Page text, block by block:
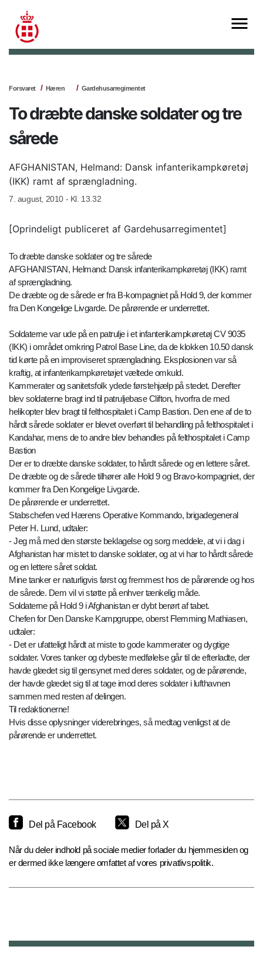
Forsvaret Hæren Gardehusarregimentet
To dræbte danske soldater og tre
sårede
AFGHANISTAN, Helmand: Dansk infanterikampkøretøj
(IKK) ramt af sprængladning.
7. august, 2010 - Kl. 13.32
[Oprindeligt publiceret af Gardehusarregimentet]
To dræbte danske soldater og tre sårede
AFGHANISTAN, Helmand: Dansk infanterikampkøretøj (IKK) ramt
af sprængladning.
De dræbte og de sårede er fra B-kompagniet på Hold 9, der kommer
fra Den Kongelige Livgarde. De pårørende er underrettet.
Soldaterne var ude på en patrulje i et infanterikampkøretøj CV 9035
(IKK) i området omkring Patrol Base Line, da de klokken 10.50 dansk
tid kørte på en improviseret sprængladning. Eksplosionen var så
kraftig, at infanterikampkøretøjet væltede omkuld.
Kammerater og sanitetsfolk ydede førstehjælp på stedet. Derefter
blev soldaterne bragt ind til patruljebase Clifton, hvorfra de med
helikopter blev bragt til felthospitalet i Camp Bastion. Den ene af de to
hårdt sårede soldater er blevet overført til behandling på felthospitalet i
Kandahar, mens de to andre blev behandles på felthospitalet i Camp
Bastion
Der er to dræbte danske soldater, to hårdt sårede og en lettere såret.
De dræbte og de sårede tilhører alle Hold 9 og Bravo-kompagniet, der
kommer fra Den Kongelige Livgarde.
De pårørende er underrettet.
Stabschefen ved Hærens Operative Kommando, brigadegeneral
Peter H. Lund, udtaler:
- Jeg må med den største beklagelse og sorg meddele, at vi i dag i
Afghanistan har mistet to danske soldater, og at vi har to hårdt sårede
og en lettere såret soldat.
Mine tanker er naturligvis først og fremmest hos de pårørende og hos
de sårede. Dem vil vi støtte på enhver tænkelig måde.
Soldaterne på Hold 9 i Afghanistan er dybt berørt af tabet.
Chefen for Den Danske Kampgruppe, oberst Flemming Mathiasen,
udtaler:
- Det er ufatteligt hårdt at miste to gode kammerater og dygtige
soldater. Vores tanker og dybeste medfølelse går til de efterladte, der
havde glædet sig til gensynet med deres soldater, og de pårørende,
der havde glædet sig til at tage imod deres soldater i lufthavnen
sammen med resten af delingen.
Til redaktionerne!
Hvis disse oplysninger viderebringes, så medtag venligst at de
pårørende er underrettet.
Del på Facebook Del på X
Når du deler indhold på sociale medier forlader du hjemmesiden og
er dermed ikke længere omfattet af vores privatlivspolitik.